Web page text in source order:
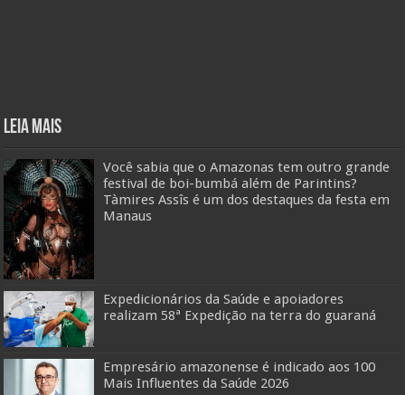
Leia mais
Você sabia que o Amazonas tem outro grande
festival de boi-bumbá além de Parintins?
Tàmires Assîs é um dos destaques da festa em
Manaus
Expedicionários da Saúde e apoiadores
realizam 58ª Expedição na terra do guaraná
Empresário amazonense é indicado aos 100
Mais Influentes da Saúde 2026